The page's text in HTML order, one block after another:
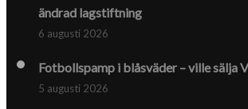
ändrad lagstiftning
6 augusti 2026
Fotbollspamp i blåsväder – ville sälja
5 augusti 2026